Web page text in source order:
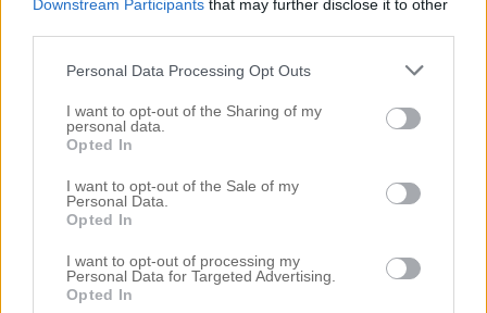
Downstream Participants that may further disclose it to other
Personal Data Processing Opt Outs
I want to opt-out of the Sharing of my
personal data.
Opted In
I want to opt-out of the Sale of my
Personal Data.
Opted In
I want to opt-out of processing my
Personal Data for Targeted Advertising.
Opted In
juni 2022
maj 2022
mars 2022
januari 2022
december 2021
november 2021
oktober 2021
september 2021
augusti 2021
juni 2021
maj 2021
april 2021